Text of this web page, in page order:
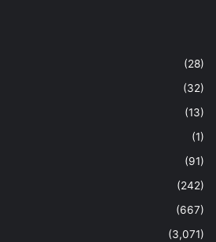
(28)
(32)
(13)
(1)
(91)
(242)
(667)
(3,071)